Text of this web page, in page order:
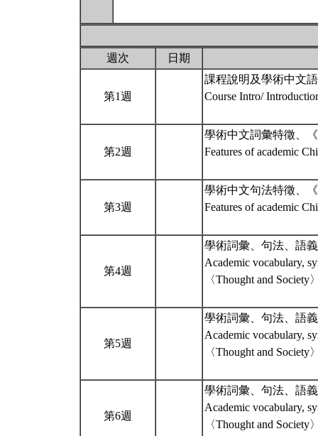
週次 日期
第1週
課程說明及學術中文
Course Intro/
第2週
學術中文詞彙特徵、
Features of academic
第3週
學術中文句法特徵、
Features of academic
第4週
學術詞彙、句法、語
Academic vocabulary,
〈Thought and Society
第5週
學術詞彙、句法、語
Academic vocabulary,
〈Thought and Society
第6週
學術詞彙、句法、語
Academic vocabulary,
〈Thought and Society